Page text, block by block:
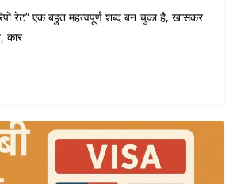
रेट” एक बहुत महत्वपूर्ण शब्द बन चुका है, खासकर
कार